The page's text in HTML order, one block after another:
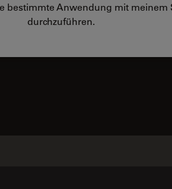
bestimmte Anwendung mit meinem
durchzuführen.
contacts